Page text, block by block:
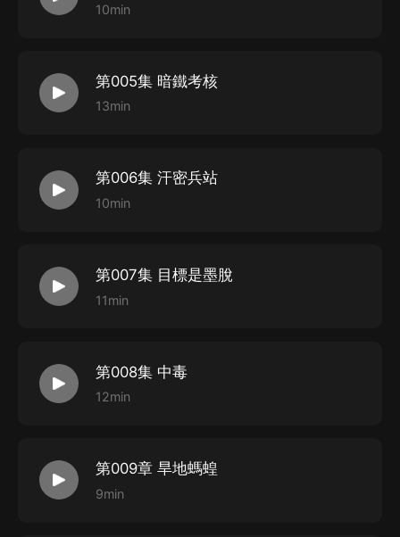
10min
第005集 暗鐵考核
13min
第006集 汗密兵站
10min
第007集 目標是墨脫
11min
第008集 中毒
12min
第009章 旱地螞蝗
9min